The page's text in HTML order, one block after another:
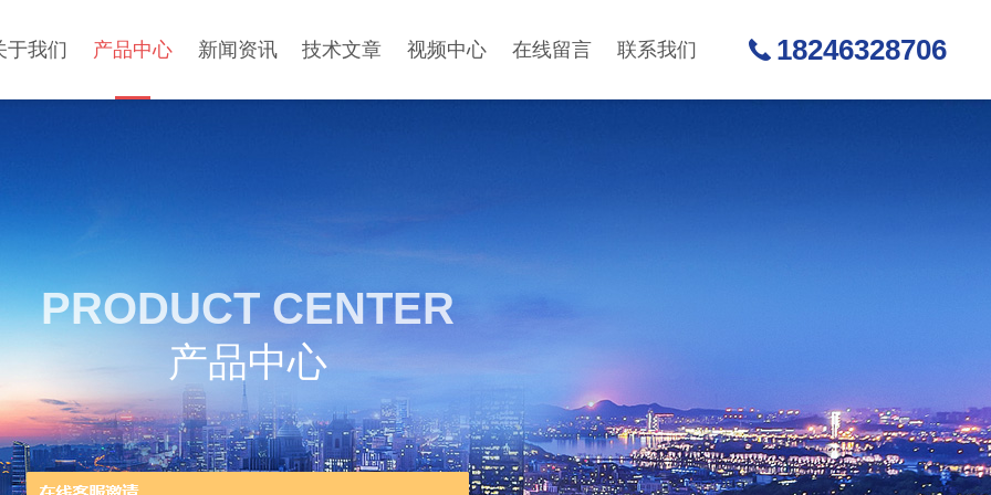
于我们 产品中心 新闻资讯 技术文章 视频中心 在线留言 联系我们 18246328706
PRODUCT CENTER
产品中心